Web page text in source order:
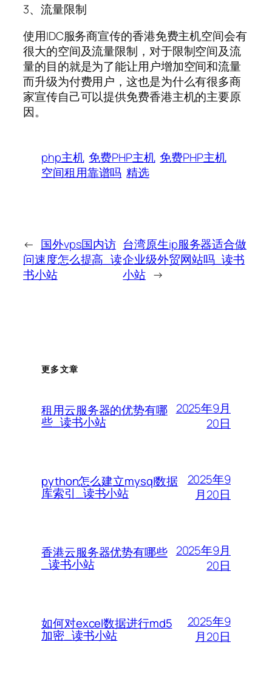
3、流量限制
使用IDC服务商宣传的香港免费主机空间会有
很大的空间及流量限制，对于限制空间及流
量的目的就是为了能让用户增加空间和流量
而升级为付费用户，这也是为什么有很多商
家宣传自己可以提供免费香港主机的主要原
因。
php主机 免费PHP主机 免费PHP主机
空间租用靠谱吗 精选
← 国外vps国内访
问速度怎么提高_读
书小站
台湾原生ip服务器适合做
企业级外贸网站吗_读书
小站 →
更多文章
租用云服务器的优势有哪
些_读书小站
2025年9月
20日
python怎么建立mysql数据
库索引_读书小站
2025年9
月20日
香港云服务器优势有哪些
_读书小站
2025年9月
20日
如何对excel数据进行md5
加密_读书小站
2025年9
月20日